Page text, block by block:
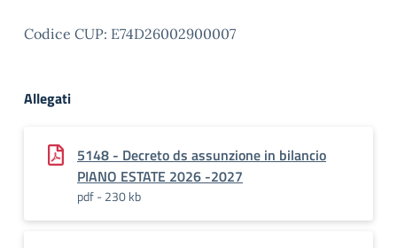
Codice CUP: E74D26002900007
Allegati
5148 - Decreto ds assunzione in bilancio
PIANO ESTATE 2026 -2027
pdf - 230 kb